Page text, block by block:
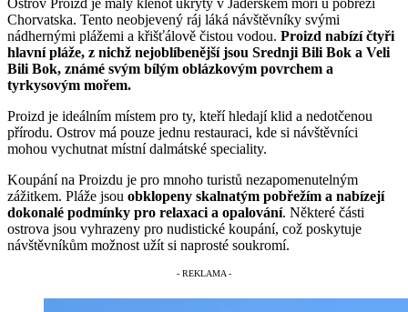
Chorvatska. Tento neobjevený ráj láká návštěvníky svými
nádhernými plážemi a křišťálově čistou vodou. Proizd nabízí čtyři
hlavní pláže, z nichž nejoblíbenější jsou Srednji Bili Bok a Veli
Bili Bok, známé svým bílým oblázkovým povrchem a
tyrkysovým mořem.
Proizd je ideálním místem pro ty, kteří hledají klid a nedotčenou
přírodu. Ostrov má pouze jednu restauraci, kde si návštěvníci
mohou vychutnat místní dalmátské speciality.
Koupání na Proizdu je pro mnoho turistů nezapomenutelným
zážitkem. Pláže jsou obklopeny skalnatým pobřežím a nabízejí
dokonalé podmínky pro relaxaci a opalování. Některé části
ostrova jsou vyhrazeny pro nudistické koupání, což poskytuje
návštěvníkům možnost užít si naprosté soukromí.